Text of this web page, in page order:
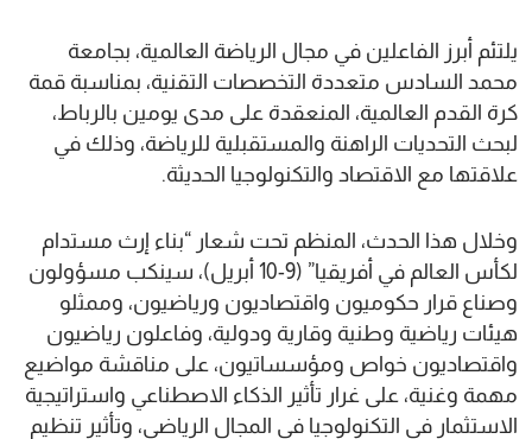
يلتئم أبرز الفاعلين في مجال الرياضة العالمية، بجامعة
محمد السادس متعددة التخصصات التقنية، بمناسبة قمة
كرة القدم العالمية، المنعقدة على مدى يومين بالرباط،
لبحث التحديات الراهنة والمستقبلية للرياضة، وذلك في
علاقتها مع الاقتصاد والتكنولوجيا الحديثة.
وخلال هذا الحدث، المنظم تحت شعار “بناء إرث مستدام
لكأس العالم في أفريقيا” (9-10 أبريل)، سينكب مسؤولون
وصناع قرار حكوميون واقتصاديون ورياضيون، وممثلو
هيئات رياضية وطنية وقارية ودولية، وفاعلون رياضيون
واقتصاديون خواص ومؤسساتيون، على مناقشة مواضيع
مهمة وغنية، على غرار تأثير الذكاء الاصطناعي واستراتيجية
الاستثمار في التكنولوجيا في المجال الرياضي، وتأثير تنظيم